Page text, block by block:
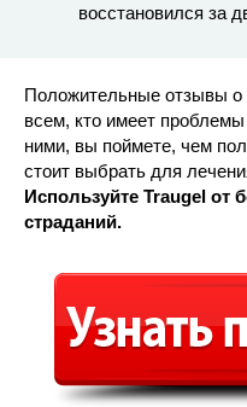
восстановился за
Положительные отзывы
всем, кто имеет
ними, вы поймете, чем
стоит выбрать для
Используйте Traugel от
страданий.